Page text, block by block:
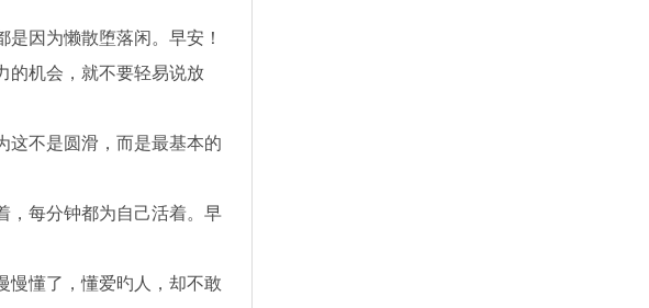
因为懒散堕落闲。早安！
的机会，就不要轻易说放
这不是圆滑，而是最基本的
，每分钟都为自己活着。早
慢懂了，懂爱旳人，却不敢